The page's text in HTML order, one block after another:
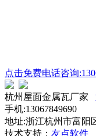
点击免费电话咨询
杭州屋面金属瓦厂家
手机:13067849690
地址:浙江杭州市富阳
技术支持： 友点软件